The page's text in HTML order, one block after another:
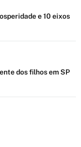
e 10 eixos
dos filhos em SP